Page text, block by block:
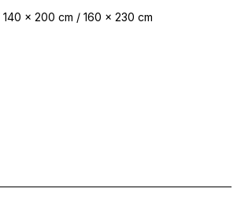
x 200 cm / 160 x 230 cm
Inhalte und Anzeigen zu personalisieren, um